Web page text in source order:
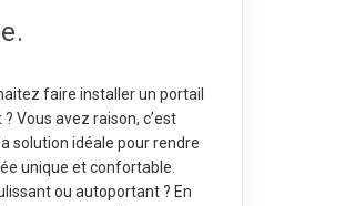
faire installer un portail
Vous avez raison, c’est
solution idéale pour rendre
unique et confortable.
ou autoportant ? En